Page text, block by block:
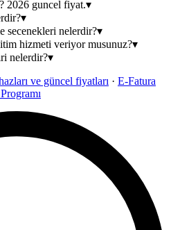
2026 guncel fiyat.▾
▾
secenekleri nelerdir?▾
hizmeti veriyor musunuz?▾
nelerdir?▾
ve güncel fiyatları · E-Fatura